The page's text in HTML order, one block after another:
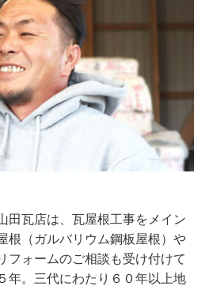
田瓦店は、瓦屋根工事をメイン
根（ガルバリウム鋼板屋根）や
フォームのご相談も受け付けて
年。三代にわたり６０年以上地